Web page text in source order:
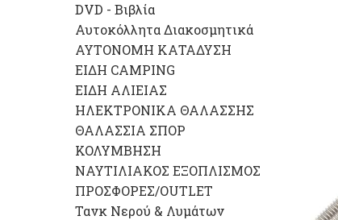
DVD - Βιβλία
Αυτοκόλλητα Διακοσμητικά
ΑΥΤΟΝΟΜΗ ΚΑΤΑΔΥΣΗ
ΕΙΔΗ CAMPING
ΕΙΔΗ ΑΛΙΕΙΑΣ
ΗΛΕΚΤΡΟΝΙΚΑ ΘΑΛΑΣΣΗΣ
ΘΑΛΑΣΣΙΑ ΣΠΟΡ
ΚΟΛΥΜΒΗΣΗ
ΝΑΥΤΙΛΙΑΚΟΣ ΕΞΟΠΛΙΣΜΟΣ
ΠΡΟΣΦΟΡΕΣ/OUTLET
Τανκ Νερού & Λυμάτων